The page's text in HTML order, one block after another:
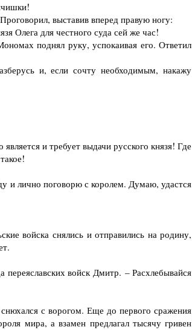
выставив вперед правую ногу:
Олега для честного суда сей же час!
поднял руку, успокаивая его. Ответил
и, если сочту необходимым, накажу
и требует выдачи русского князя! Где
и лично поговорю с королем. Думаю, удастся
войска снялись и отправились на родину,
войск Дмитр. – Расхлебывайся
с ворогом. Еще до первого сражения
мира, а взамен предлагал тысячу гривен